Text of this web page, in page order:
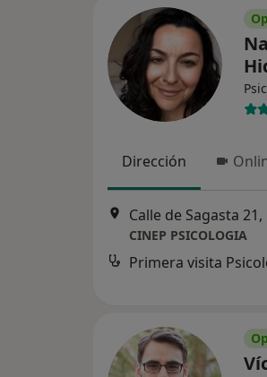
Dirección
Calle de Sagasta
CINEP PSICOLOGIA
Primera visita